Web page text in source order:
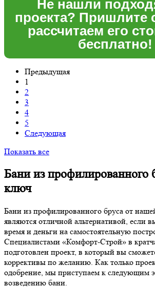
Не нашли
проекта? Пришлите
рассчитаем его
бесплатно!
Предыдущая
1
2
3
4
5
Следующая
Показать все
Бани из профилированного
ключ
Бани из профилированного бруса от
являются отличной альтернативой, если
время и деньги на самостоятельную
Специалистами «Комфорт-Строй» в
подготовлен проект, в который вы
коррективы по желанию. Как только
одобрение, мы приступаем к следующим
возведению бани.